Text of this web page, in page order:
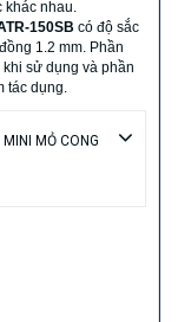
khác nhau.
150SB có độ sắc
1.2 mm. Phần
sử dụng và phần
tác dụng.
MỎ CONG